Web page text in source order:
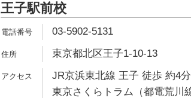
王子駅前校
03-5902-5131
東京都北区王子1-10-13
JR京浜東北線 王子 徒歩 約4分
東京さくらトラム（都電荒川